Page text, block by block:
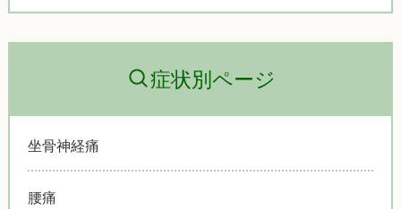
症状別ページ
坐骨神経痛
腰痛